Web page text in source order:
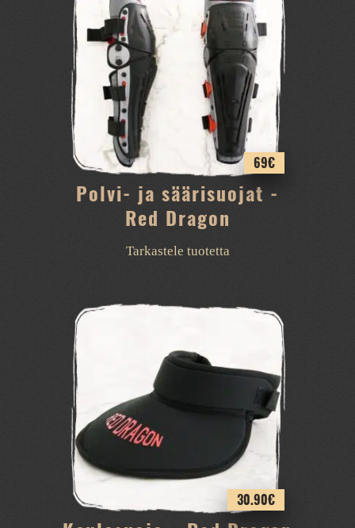
Polvi- ja säärisuojat -
Red Dragon
69€
Tarkastele tuotetta
30.90€